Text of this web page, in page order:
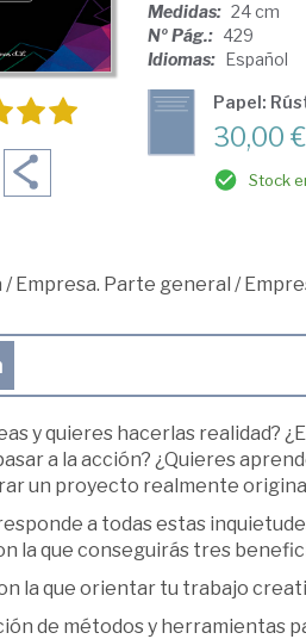
Medidas: 24 cm
Nº Pág.: 429
Idiomas: Español
Papel:
30,00 €
Stock
/Empresa. Parte general /
y quieres hacerlas realidad?
a la acción? ¿Quieres
un proyecto realmente
a todas estas
la que conseguirás tres
la que orientar tu trabajo
de métodos y herramientas